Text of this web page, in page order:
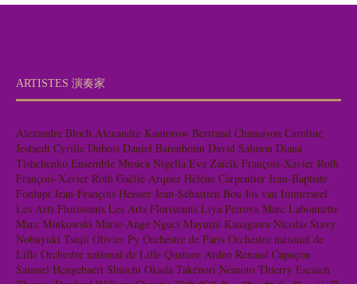
ARTISTES 演奏家
Alexandre Bloch Alexandre Kantorow Bertrand Chamayou Caroline
Jestaedt Cyrille Dubois Daniel Barenboim David Salmon Diana
Tishchenko Ensemble Musica Nigella Eva Zaïcik François-Xavier Roth
François-Xavier Roth Gaëlle Arquez Hélène Carpentier Jean-Baptiste
Fonlupt Jean-François Heisser Jean-Sébastien Bou Jos van Immerseel
Les Arts Florissants Les Arts Florissants Liya Petrova Marc Labonnette
Marc Minkowski Marie-Ange Nguci Mayumi Kanagawa Nicolas Stavy
Nobuyuki Tsujii Olivier Py Orchestre de Paris Orchestre national de
Lille Orchestre national de Lille Quatuor Ardeo Renaud Capuçon
Samuel Hengebaert Shuichi Okada Takénori Némoto Thierry Escaich